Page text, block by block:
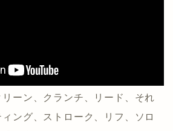
リーン、クランチ、リード、それ
ング、ストローク、リフ、ソロ